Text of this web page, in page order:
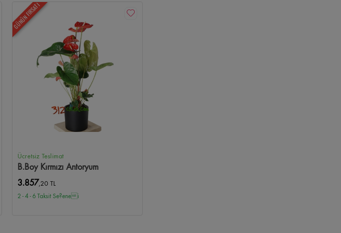
GÜNÜN FIRSATI
Ücretsiz Teslimat
B.Boy Kırmızı Antoryum
3.857,20 TL
2 - 4 - 6 Taksit Se?enei